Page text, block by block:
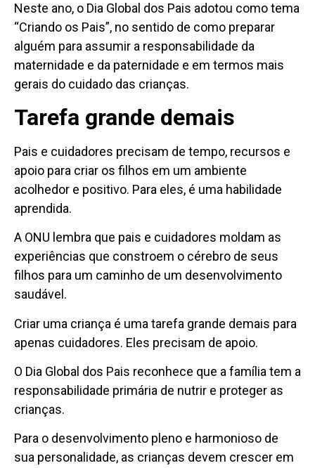
Neste ano, o Dia Global dos Pais adotou como tema
“Criando os Pais”, no sentido de como preparar
alguém para assumir a responsabilidade da
maternidade e da paternidade e em termos mais
gerais do cuidado das crianças.
Tarefa grande demais
Pais e cuidadores precisam de tempo, recursos e
apoio para criar os filhos em um ambiente
acolhedor e positivo. Para eles, é uma habilidade
aprendida.
A ONU lembra que pais e cuidadores moldam as
experiências que constroem o cérebro de seus
filhos para um caminho de um desenvolvimento
saudável.
Criar uma criança é uma tarefa grande demais para
apenas cuidadores. Eles precisam de apoio.
O Dia Global dos Pais reconhece que a família tem a
responsabilidade primária de nutrir e proteger as
crianças.
Para o desenvolvimento pleno e harmonioso de
sua personalidade, as crianças devem crescer em